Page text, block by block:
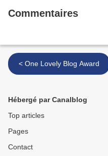
Commentaires
< One Lovely Blog Award
Hébergé par Canalblog
Top articles
Pages
Contact